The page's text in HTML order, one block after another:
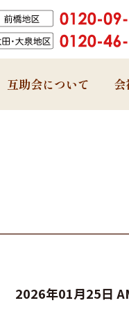
互助会について 会
2026年01月25日